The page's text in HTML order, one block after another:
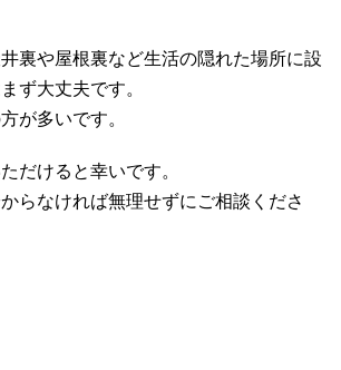
裏や屋根裏など生活の隠れた場所に設
ず大丈夫です。
が多いです。
だけると幸いです。
らなければ無理せずにご相談くださ